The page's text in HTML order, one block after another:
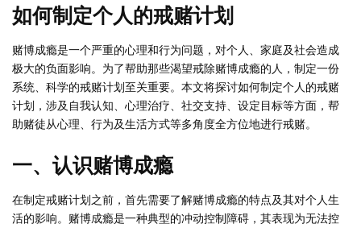
如何制定个人的戒赌计划
赌博成瘾是一个严重的心理和行为问题，对个人、家庭及社会造成
极大的负面影响。为了帮助那些渴望戒除赌博成瘾的人，制定一份
系统、科学的戒赌计划至关重要。本文将探讨如何制定个人的戒赌
计划，涉及自我认知、心理治疗、社交支持、设定目标等方面，帮
助赌徒从心理、行为及生活方式等多角度全方位地进行戒赌。
一、认识赌博成瘾
在制定戒赌计划之前，首先需要了解赌博成瘾的特点及其对个人生
活的影响。赌博成瘾是一种典型的冲动控制障碍，其表现为无法控